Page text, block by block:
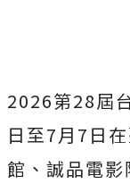
2026第28屆
日至7月7日在
館、誠品電影